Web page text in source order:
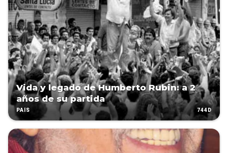
Vida y legado de Humberto Rubin: a 2
años de su partida
PAÍS 744D